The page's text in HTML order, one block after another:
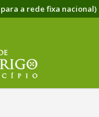
para a rede fixa nacional)